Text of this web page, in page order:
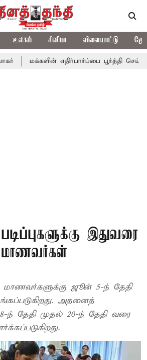
உலகம் சினிமா விளையாட்டு
எதிர்பார்ப்பை பூர்த்தி செய்யாத பட்ஜெட்;
இதுவரை
ஜூன் 5-ந் தேதி
அதனைத்
ந் தேதி முதல் 20-ந் தேதி வரை